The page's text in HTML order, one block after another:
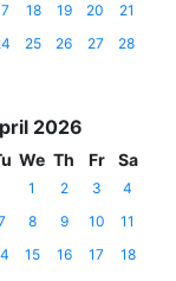
18 19 20
21
25 26 27 28
2026
We Th Fr Sa
1 2 3
4
8 9 10
11
15 16 17
18